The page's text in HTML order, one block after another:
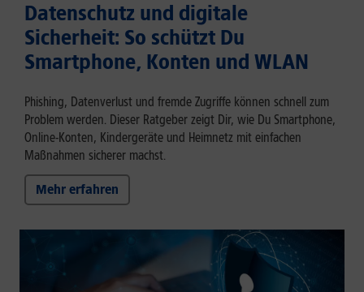
Datenschutz und digitale
Sicherheit: So schützt Du
Smartphone, Konten und WLAN
Phishing, Datenverlust und fremde Zugriffe können schnell zum
Problem werden. Dieser Ratgeber zeigt Dir, wie Du Smartphone,
Online-Konten, Kindergeräte und Heimnetz mit einfachen
Maßnahmen sicherer machst.
Mehr erfahren